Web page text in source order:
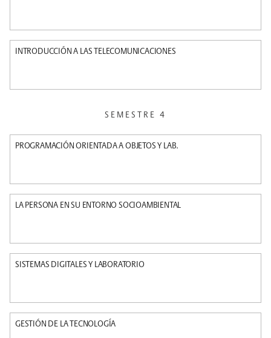
INTRODUCCIÓN A LAS TELECOMUNICACIONES
SEMESTRE 4
PROGRAMACIÓN ORIENTADA A OBJETOS Y LAB.
LA PERSONA EN SU ENTORNO SOCIOAMBIENTAL
SISTEMAS DIGITALES Y LABORATORIO
GESTIÓN DE LA TECNOLOGÍA